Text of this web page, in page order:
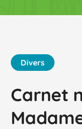
Divers
Carnet